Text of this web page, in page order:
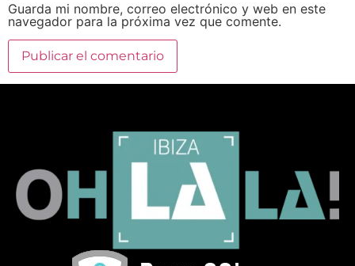
Guarda mi nombre, correo electrónico y web en este
navegador para la próxima vez que comente.